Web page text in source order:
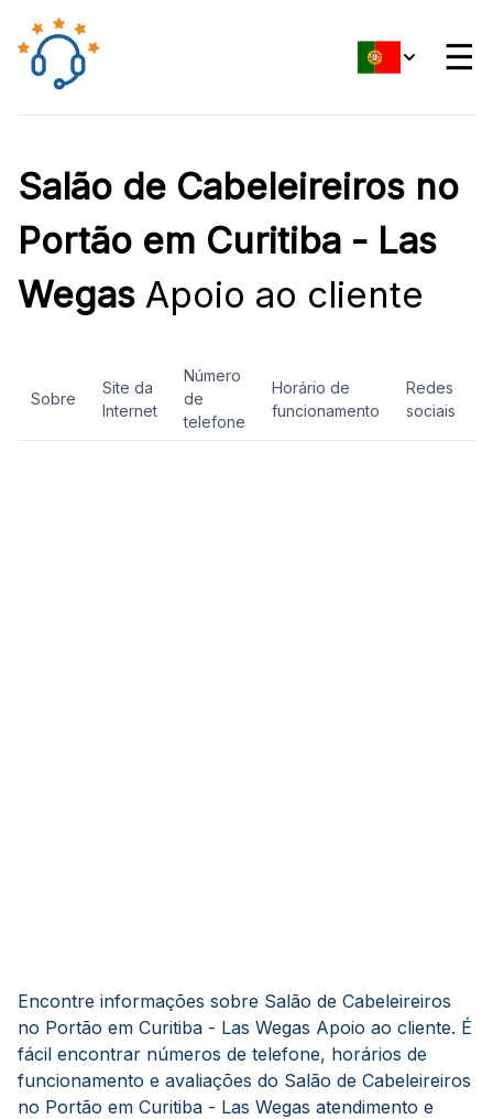
☰
Salão de Cabeleireiros no
Portão em Curitiba - Las
Wegas Apoio ao cliente
Sobre
Site da
Internet
Número
de
telefone
Horário de
funcionamento
Redes
sociais
Encontre informações sobre Salão de Cabeleireiros
no Portão em Curitiba - Las Wegas Apoio ao cliente. É
fácil encontrar números de telefone, horários de
funcionamento e avaliações do Salão de Cabeleireiros
no Portão em Curitiba - Las Wegas atendimento e